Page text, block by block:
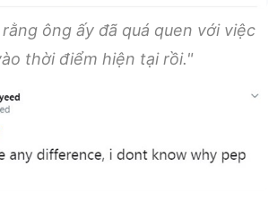
ông ấy đã quá quen với việc
thời điểm hiện tại rồi."